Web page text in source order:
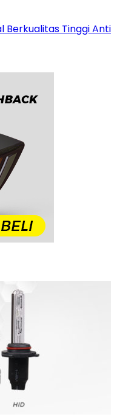
Berkualitas Tinggi Anti